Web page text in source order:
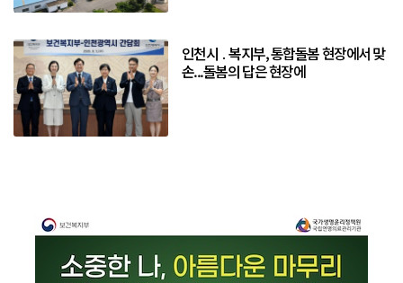
인천시 ․ 복지부, 통합돌봄 현장에서 맞
손...돌봄의 답은 현장에